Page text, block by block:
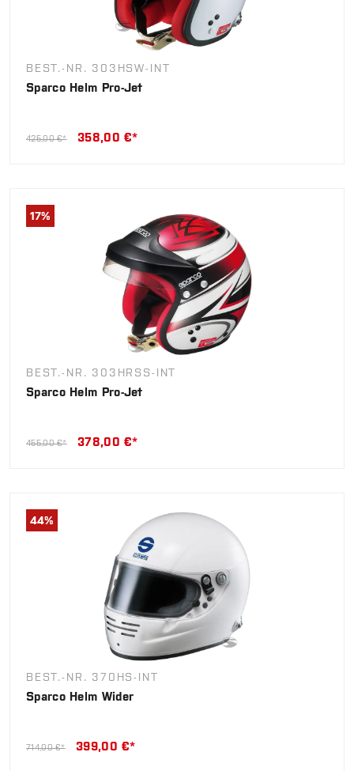
BEST.-NR. 303HSW-INT
Sparco Helm Pro-Jet
425,00 €* 358,00 €*
17%
BEST.-NR. 303HRSS-INT
Sparco Helm Pro-Jet
455,00 €* 378,00 €*
44%
BEST.-NR. 370HS-INT
Sparco Helm Wider
714,00 €* 399,00 €*